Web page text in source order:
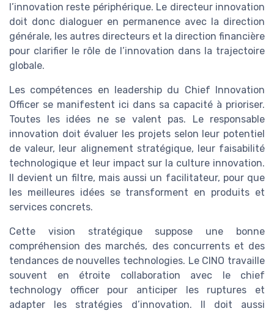
l’innovation reste périphérique. Le directeur innovation
doit donc dialoguer en permanence avec la direction
générale, les autres directeurs et la direction financière
pour clarifier le rôle de l’innovation dans la trajectoire
globale.
Les compétences en leadership du Chief Innovation
Officer se manifestent ici dans sa capacité à prioriser.
Toutes les idées ne se valent pas. Le responsable
innovation doit évaluer les projets selon leur potentiel
de valeur, leur alignement stratégique, leur faisabilité
technologique et leur impact sur la culture innovation.
Il devient un filtre, mais aussi un facilitateur, pour que
les meilleures idées se transforment en produits et
services concrets.
Cette vision stratégique suppose une bonne
compréhension des marchés, des concurrents et des
tendances de nouvelles technologies. Le CINO travaille
souvent en étroite collaboration avec le chief
technology officer pour anticiper les ruptures et
adapter les stratégies d’innovation. Il doit aussi